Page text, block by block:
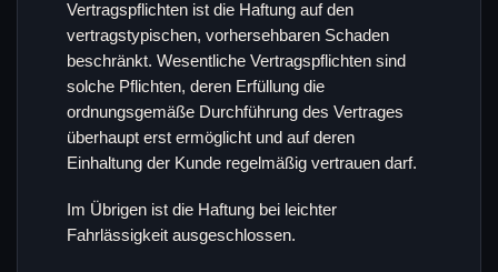
Vertragspflichten ist die Haftung auf den
vertragstypischen, vorhersehbaren Schaden
beschränkt. Wesentliche Vertragspflichten sind
solche Pflichten, deren Erfüllung die
ordnungsgemäße Durchführung des Vertrages
überhaupt erst ermöglicht und auf deren
Einhaltung der Kunde regelmäßig vertrauen darf.
Im Übrigen ist die Haftung bei leichter
Fahrlässigkeit ausgeschlossen.